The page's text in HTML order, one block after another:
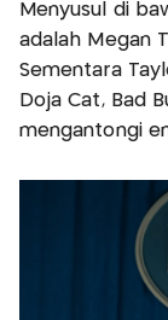
Menyusul di
adalah Megan
Sementara
Doja Cat, Bad
mengantongi